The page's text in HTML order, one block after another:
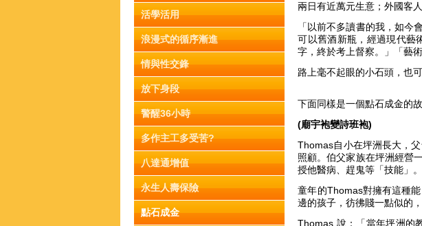
活學活用
浪漫式的循序漸進
情與性交鋒
放下身段
警醒36小時
多作主工多受苦?
八達通增值
永生人壽保險
點石成金
兩日有近萬元生意；外國客
「以前不多讀書的我，如今
可以舊酒新瓶，經過現代藝
字，終於考上督察。」「藝
路上毫不起眼的小石頭，也
下面同樣是一個點石成金的故
(廟宇袍變詩班袍)
Thomas自小在坪洲長大，
照顧。伯父家族在坪洲經營
授他醫病、趕鬼等「技能」
童年的Thomas對擁有這種
邊的孩子，彷彿賤一點似的
Thomas 說：「當年坪洲的